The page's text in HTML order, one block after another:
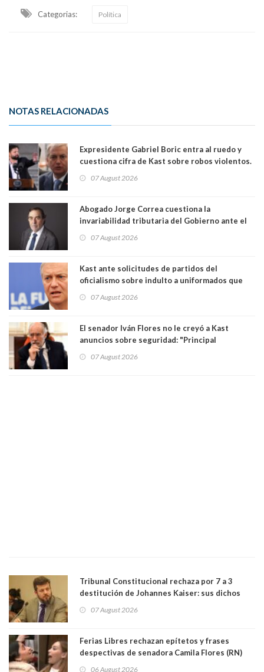
Categorias: Política
NOTAS RELACIONADAS
Expresidente Gabriel Boric entra al ruedo y
cuestiona cifra de Kast sobre robos violentos.
07 August 2026
Abogado Jorge Correa cuestiona la
invariabilidad tributaria del Gobierno ante el
democracia” y "defendemos la alternancia en el
07 August 2026
Kast ante solicitudes de partidos del
oficialismo sobre indulto a uniformados que
07 August 2026
El senador Iván Flores no le creyó a Kast
anuncios sobre seguridad: "Principal
perseguir ruta del dinero y levantar secreto
07 August 2026
Tribunal Constitucional rechaza por 7 a 3
destitución de Johannes Kaiser: sus dichos
justicia constitucional porque no es diputado
07 August 2026
Ferias Libres rechazan epítetos y frases
despectivas de senadora Camila Flores (RN)
06 August 2026